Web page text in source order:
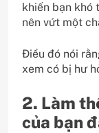
khiến bạn khó
nên vứt một
Điều đó nói
xem có bị hư
2. Làm
của bạn